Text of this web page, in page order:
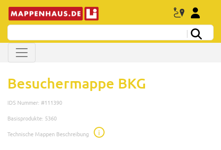
Besuchermappe BKG
IDS Nummer: #111390
Basisprodukte: 5360
Technische Mappen Beschreibung
i